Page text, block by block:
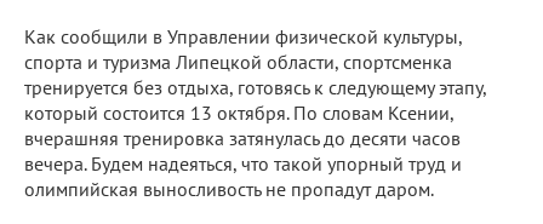
Как сообщили в Управлении физической культуры,
спорта и туризма Липецкой области, спортсменка
тренируется без отдыха, готовясь к следующему этапу,
который состоится 13 октября. По словам Ксении,
вчерашняя тренировка затянулась до десяти часов
вечера. Будем надеяться, что такой упорный труд и
олимпийская выносливость не пропадут даром.